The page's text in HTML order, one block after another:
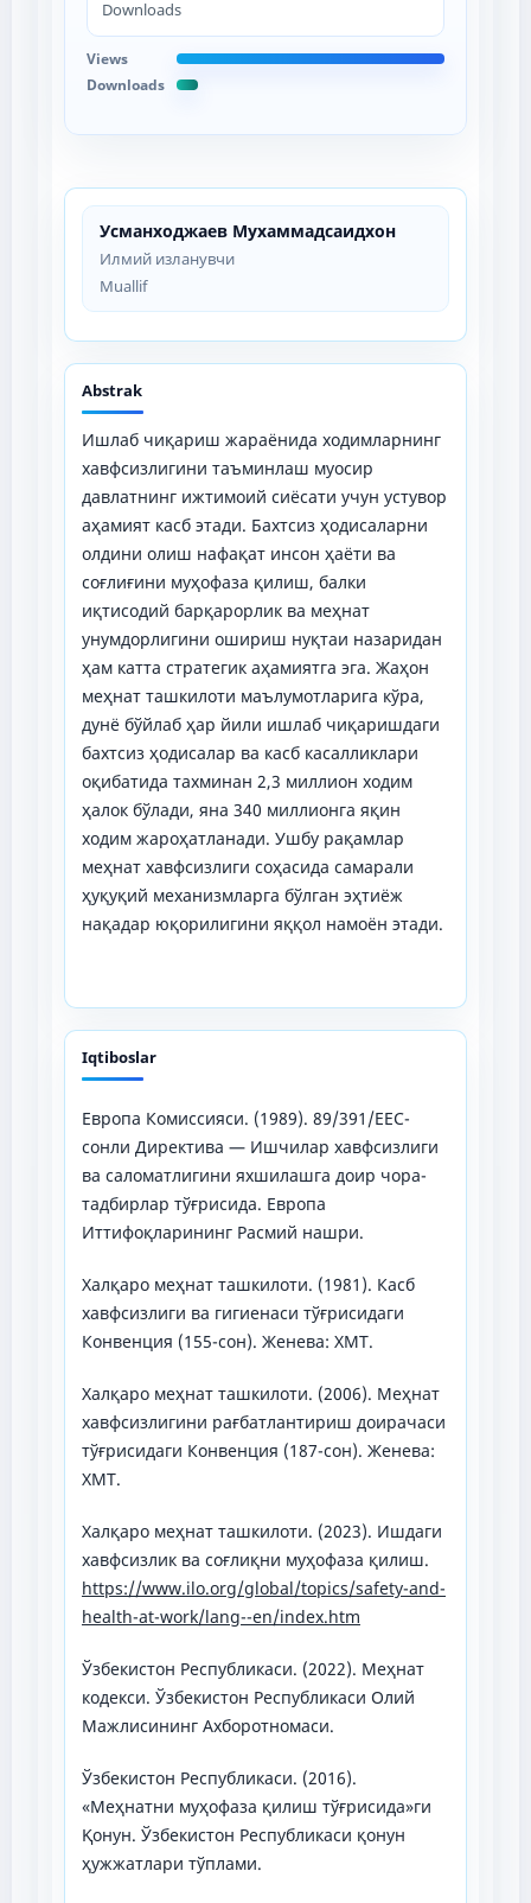
Усманходжаев Мухаммадсаидхон
Илмий изланувчи
Muallif
Abstrak
Ишлаб чиқариш жараёнида ходимларнинг
хавфсизлигини таъминлаш муосир
давлатнинг ижтимоий сиёсати учун устувор
аҳамият касб этади. Бахтсиз ҳодисаларни
олдини олиш нафақат инсон ҳаёти ва
соғлиғини муҳофаза қилиш, балки
иқтисодий барқарорлик ва меҳнат
унумдорлигини ошириш нуқтаи назаридан
ҳам катта стратегик аҳамиятга эга. Жаҳон
меҳнат ташкилоти маълумотларига кўра,
дунё бўйлаб ҳар йили ишлаб чиқаришдаги
бахтсиз ҳодисалар ва касб касалликлари
оқибатида тахминан 2,3 миллион ходим
ҳалок бўлади, яна 340 миллионга яқин
ходим жароҳатланади. Ушбу рақамлар
меҳнат хавфсизлиги соҳасида самарали
ҳуқуқий механизмларга бўлган эҳтиёж
нақадар юқорилигини яққол намоён этади.
Iqtiboslar
Европа Комиссияси. (1989). 89/391/ЕЕС-
сонли Директива — Ишчилар хавфсизлиги
ва саломатлигини яхшилашга доир чора-
тадбирлар тўғрисида. Европа
Иттифоқларининг Расмий нашри.
Халқаро меҳнат ташкилоти. (1981). Касб
хавфсизлиги ва гигиенаси тўғрисидаги
Конвенция (155-сон). Женева: ХМТ.
Халқаро меҳнат ташкилоти. (2006). Меҳнат
хавфсизлигини рағбатлантириш доирачаси
тўғрисидаги Конвенция (187-сон). Женева:
ХМТ.
Халқаро меҳнат ташкилоти. (2023). Ишдаги
хавфсизлик ва соғлиқни муҳофаза қилиш.
https://www.ilo.org/global/topics/safety-and-
health-at-work/lang--en/index.htm
Ўзбекистон Республикаси. (2022). Меҳнат
кодекси. Ўзбекистон Республикаси Олий
Мажлисининг Ахборотномаси.
Ўзбекистон Республикаси. (2016).
«Меҳнатни муҳофаза қилиш тўғрисида»ги
Қонун. Ўзбекистон Республикаси қонун
ҳужжатлари тўплами.
Downloads
Views
Downloads